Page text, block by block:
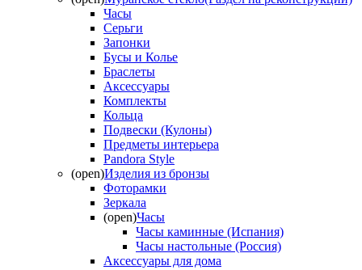
Часы
Серьги
Запонки
Бусы и Колье
Браслеты
Аксессуары
Комплекты
Кольца
Подвески (Кулоны)
Предметы интерьера
Pandora Style
(open)Изделия из бронзы
Фоторамки
Зеркала
(open)Часы
Часы каминные (Испания)
Часы настольные (Россия)
Аксессуары для дома